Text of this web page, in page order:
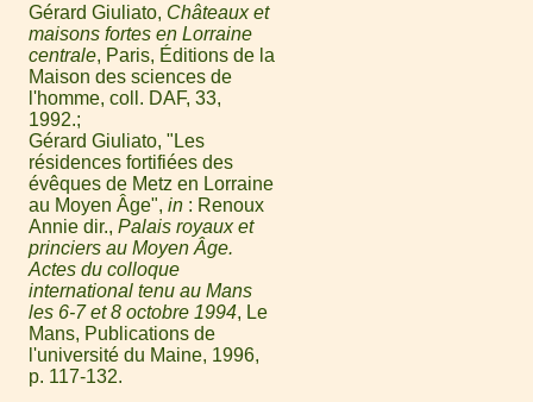
Gérard Giuliato, Châteaux et
maisons fortes en Lorraine
centrale, Paris, Éditions de la
Maison des sciences de
l'homme, coll. DAF, 33,
1992.
Gérard Giuliato, "Les
résidences fortifiées des
évêques de Metz en Lorraine
au Moyen Âge", in : Renoux
Annie dir., Palais royaux et
princiers au Moyen Âge.
Actes du colloque
international tenu au Mans
les 6-7 et 8 octobre 1994, Le
Mans, Publications de
l'université du Maine, 1996,
p. 117-132.